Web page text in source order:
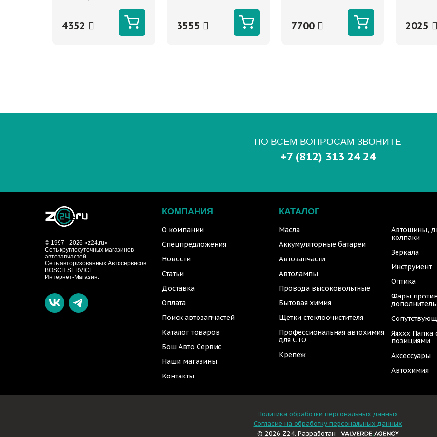
4352 3555 7700 2025
ПО ВСЕМ ВОПРОСАМ ЗВОНИТЕ
+7 (812) 313 24 24
© 1997 - 2026 «z24.ru»
Cеть круглосуточных магазинов
автозапчастей.
Сеть авторизованных Автосервисов
BOSCH SERVICE.
Интернет-Магазин.
КОМПАНИЯ
О компании
Спецпредложения
Новости
Статьи
Доставка
Оплата
Поиск автозапчастей
Каталог товаров
Бош Авто Сервис
Наши магазины
Контакты
КАТАЛОГ
Масла
Аккумуляторные батареи
Автозапчасти
Автолампы
Провода высоковольтные
Бытовая химия
Щетки стеклоочистителя
Профессиональная автохимия
для СТО
Крепеж
Автошины,
колпаки
Зеркала
Инструмент
Оптика
Фары
Яяххх Папка
позициями
Аксессуары
Автохимия
Политика обработки персональных данных
Согласие на обработку персональных данных
© 2026 Z24. Разработан